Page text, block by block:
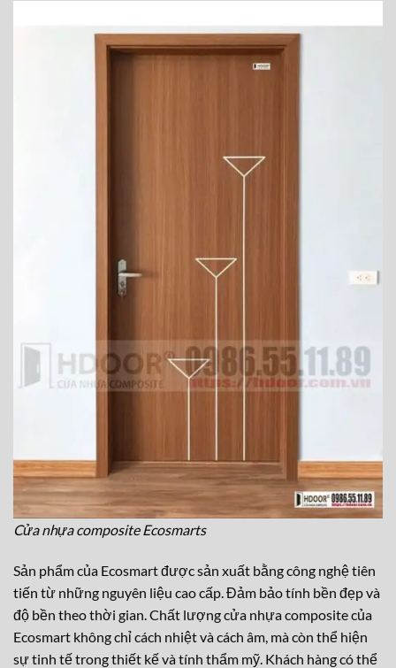
Cửa nhựa composite Ecosmarts
Sản phẩm của Ecosmart được sản xuất bằng công nghệ tiên
tiến từ những nguyên liệu cao cấp. Đảm bảo tính bền đẹp và
độ bền theo thời gian. Chất lượng cửa nhựa composite của
Ecosmart không chỉ cách nhiệt và cách âm, mà còn thể hiện
sự tinh tế trong thiết kế và tính thẩm mỹ. Khách hàng có thể